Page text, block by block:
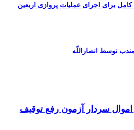
برای اجرای عملیات پروازی اربعین
توسط انصاراللّه
سردار آزمون رفع توقیف